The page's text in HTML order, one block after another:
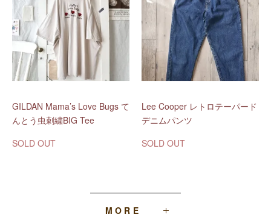
GILDAN Mama’s Love Bugs て
んとう虫刺繍BIG Tee
SOLD OUT
Lee Cooper レトロテーパード
デニムパンツ
SOLD OUT
MORE